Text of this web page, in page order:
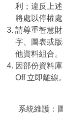
利；違反上
將處以停權
請尊重智慧
字、圖表或
他資料組合。
因部份資料
Off 立即離線。
系統維護：